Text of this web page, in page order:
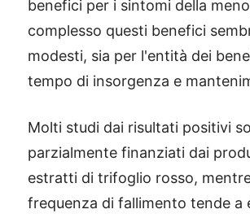
benefici per i sintomi della
complesso questi benefici
modesti, sia per l'entità dei
tempo di insorgenza e
Molti studi dai risultati positivi
parzialmente finanziati dai
estratti di trifoglio rosso,
frequenza di fallimento tende a